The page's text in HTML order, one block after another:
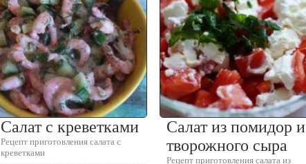
Салат с креветками
Рецепт приготовления салата с
креветками
Салат из помидор и
творожного сыра
Рецепт приготовления салата из